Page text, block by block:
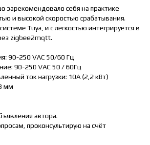
зарекомендовало себя на практике
и высокой скоростью срабатывания.
Tuya, и с легкостью интегрируется в
zigbee2mqtt.
90-250 VAC 50/60 Гц
90-250 VAC 50 / 60Гц
ток нагрузки: 10А (2,2 кВт)
мм
автора.
проконсультирую на счёт